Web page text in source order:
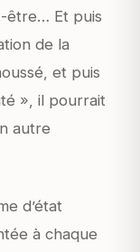
être… Et puis
de la
et puis
», il pourrait
autre
d’état
à chaque